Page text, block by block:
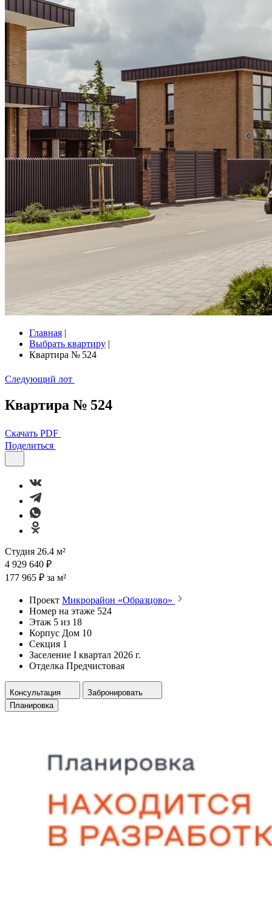
Главная |
Выбрать квартиру |
Квартира № 524
Следующий лот
Квартира № 524
Скачать PDF
Поделиться
Студия 26.4 м²
4 929 640 ₽
177 965 ₽ за м²
Проект Микрорайон «Образцово»
Номер на этаже 524
Этаж 5 из 18
Корпус Дом 10
Секция 1
Заселение I квартал 2026 г.
Отделка Предчистовая
Консультация
Забронировать
Планировка